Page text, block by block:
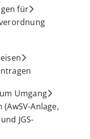
für
Umgang
Anlage,
JGS-